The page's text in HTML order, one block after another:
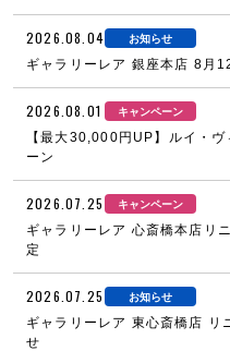
2026.08.04 お知らせ
ギャラリーレア 銀座本店 8月
2026.08.01 キャンペーン
【最大30,000円UP】ルイ・
ーン
2026.07.25 キャンペーン
ギャラリーレア 心斎橋本店リ
定
2026.07.25 お知らせ
ギャラリーレア 東心斎橋店 リ
せ